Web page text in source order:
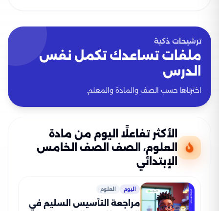
ترشيحات ذكية
ملفات تساعدك تكمل نفس
الدرس
اخترناها حسب الصف والمادة والمعلم.
الأكثر تفاعلًا اليوم من مادة
العلوم، الصف الصف الخامس
الإبتدائي
اليوم العلوم
مراجعة التأسيس السليم في